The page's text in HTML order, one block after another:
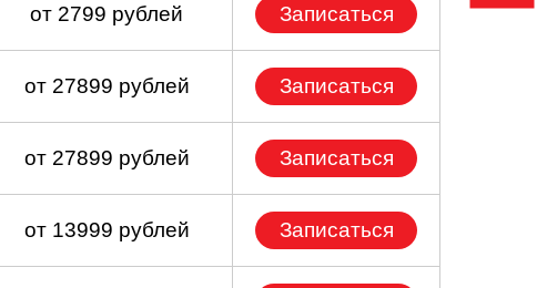
от 2799 рублей Записаться
от 27899 рублей Записаться
от 27899 рублей Записаться
от 13999 рублей Записаться